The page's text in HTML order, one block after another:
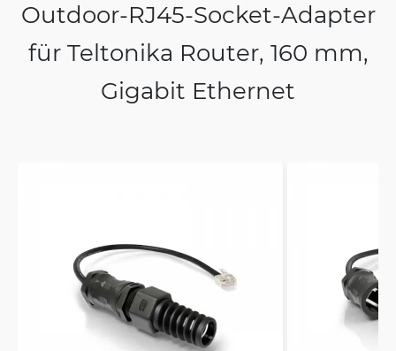
Outdoor-RJ45-Socket-Adapter
für Teltonika Router, 160 mm,
Gigabit Ethernet